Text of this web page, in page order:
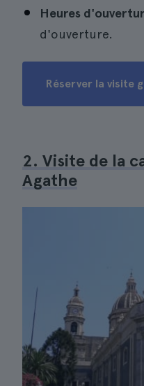
Heures
d'ouverture.
Réserver la visite
2. Visite de la
Agathe